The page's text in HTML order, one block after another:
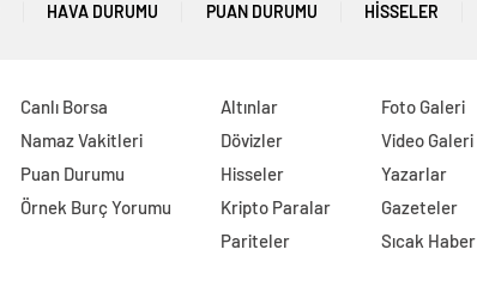
HAVA DURUMU PUAN DURUMU HISSELER
Canlı Borsa
Namaz Vakitleri
Puan Durumu
Örnek Burç Yorumu
Altınlar
Dövizler
Hisseler
Kripto Paralar
Pariteler
Foto Galeri
Video Galeri
Yazarlar
Gazeteler
Sıcak Haber